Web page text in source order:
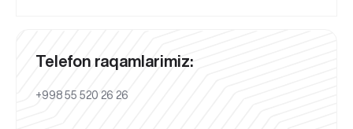
Telefon raqamlarimiz:
+998 55 520 26 26